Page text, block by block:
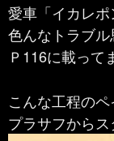
愛車「イカレポ
色んなトラブ
Ｐ116に載って
こんな工程のペ
プラサフからス